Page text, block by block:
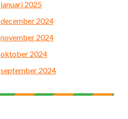
januari 2025
december 2024
november 2024
oktober 2024
september 2024